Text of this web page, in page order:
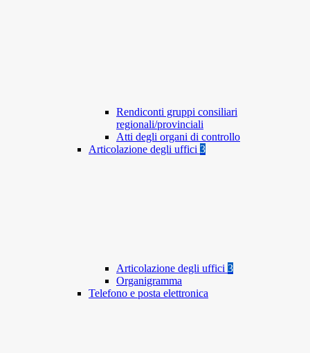
Rendiconti gruppi consiliari
regionali/provinciali
Atti degli organi di controllo
Articolazione degli uffici 3
Articolazione degli uffici 3
Organigramma
Telefono e posta elettronica